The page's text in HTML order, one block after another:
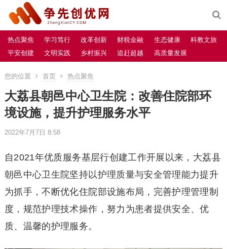
热点聚焦 学习笃行 改革创新 财税金融 生态健康
科教文旅
平安创建
文明实践 乡村振兴 追赶超越 高质量发展
您的位置 首页 热点聚焦
大荔县朝邑中心卫生院：改善住院部环
境设施，提升护理服务水平
2022年7月7日 8:58
自2021年优质服务基层行创建工作开展以来，大荔县
朝邑中心卫生院坚持以护理质量与安全管理能力提升
为抓手，不断优化住院部设施布局，完善护理管理制
度，规范护理技术操作，努力为患者提供安全、优
质、温馨的护理服务。